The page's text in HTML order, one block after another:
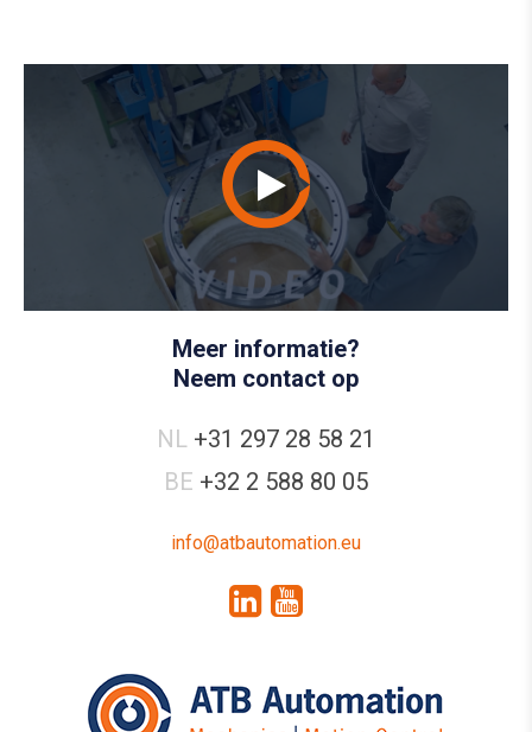
Meer informatie?
Neem contact op
NL +31 297 28 58 21
BE +32 2 588 80 05
info@atbautomation.eu